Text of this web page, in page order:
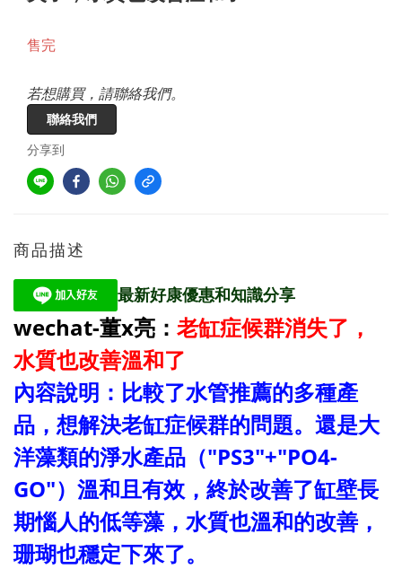
售完
若想購買，請聯絡我們。
聯絡我們
分享到
商品描述
最新好康優惠和知識分享
wechat-董x亮： 老缸症候群消失了，
水質也改善溫和了
內容說明：比較了水管推薦的多種產
品，想解決老缸症候群的問題。還是大
洋藻類的淨水產品（"PS3"+"PO4-
GO"）溫和且有效，終於改善了缸壁長
期惱人的低等藻，水質也溫和的改善，
珊瑚也穩定下來了。